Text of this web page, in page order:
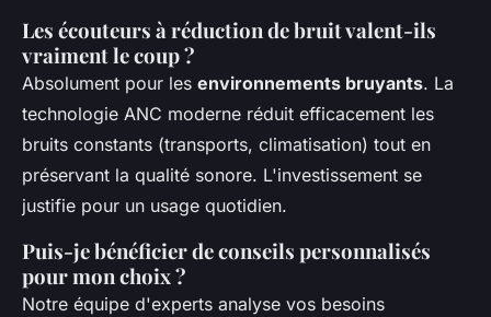
Les écouteurs à réduction de bruit valent-ils
vraiment le coup ?
Absolument pour les environnements bruyants. La
technologie ANC moderne réduit efficacement les
bruits constants (transports, climatisation) tout en
préservant la qualité sonore. L'investissement se
justifie pour un usage quotidien.
Puis-je bénéficier de conseils personnalisés
pour mon choix ?
Notre équipe d'experts analyse vos besoins